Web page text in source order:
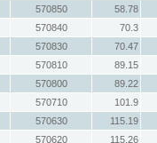
570850
58.78
570840
70.3
570830
70.47
570810
89.15
570800
89.22
570710
101.9
570630
115.19
570620 115.26